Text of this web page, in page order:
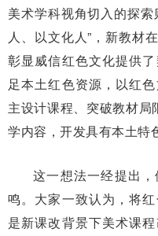
美术学科视角切入的探
人、以文化人”，新教材
彰显威信红色文化提供
足本土红色资源，以红
主设计课程、突破教材局
学内容，开发具有本土特
这一想法一经提出
鸣。大家一致认为，将
是新课改背景下美术课